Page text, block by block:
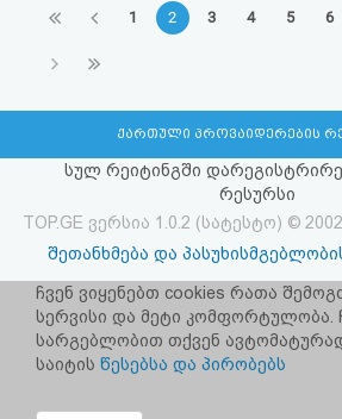
1 2 3 4 5 6
ქართული პროვაიდერების
სულ რეიტინგში
რესურსი
TOP.GE ვერსია 1.0.2 (სატესტო) ©
შეთანხმება და
facebook.com/
იხილეთ TOP.GE - ის ძველი
ჩვენ ვიყენებთ cookies რათა
სერვისი და მეტი კომფორტულობა.
სარგებლობით თქვენ
საიტის წესებსა და პირობებს